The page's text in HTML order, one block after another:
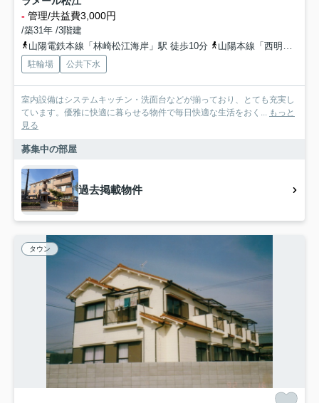
- 管理/共益費3,000円
/築31年 /3階建
山陽電鉄本線「林崎松江海岸」駅 徒歩10分
山陽本線「西明石」駅 徒歩26分
駐輪場 公共下水
室内設備はシステムキッチン・洗面台などが揃っており、とても充実し
ています。優雅に快適に暮らせる物件で毎日快適な生活をおく... もっと
見る
募集中の部屋
過去掲載物件
タウン